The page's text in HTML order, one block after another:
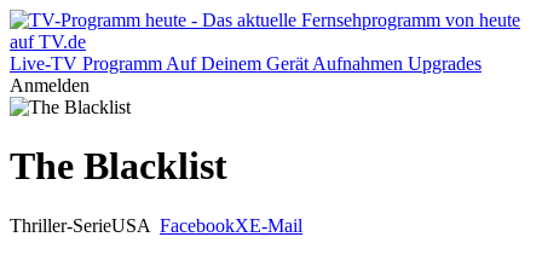
Live-TV Programm Auf Deinem Gerät Aufnahmen Upgrades
Anmelden
The Blacklist
Thriller-SerieUSA FacebookXE-Mail